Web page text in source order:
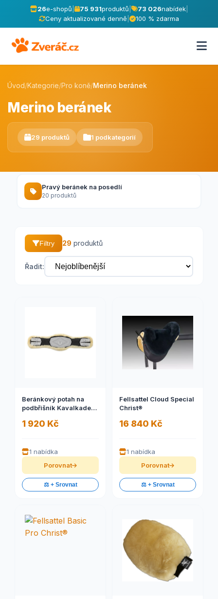
26e-shopů 75 931produktů 73 026nabídek|
Ceny aktualizované denně
100 % zdarma
Úvod/Kategorie/Pro koně/Merino beránek
Merino beránek
29 produktů 1 podkategorií
Pravý beránek na posedlí
20 produktů
Filtry 29 produktů
Řadit:
Beránkový potah na
podbřišník Kavalkade
1 920 Kč
1 nabídka
Porovnat
⚖️ + Srovnat
Fellsattel Cloud Special
Christ®
16 840 Kč
1 nabídka
Porovnat
⚖️ + Srovnat